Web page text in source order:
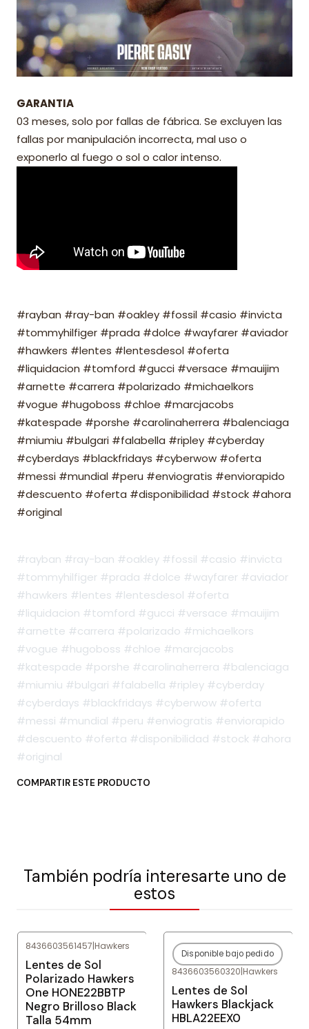
GARANTIA
03 meses, solo por fallas de fábrica. Se excluyen las
fallas por manipulación incorrecta, mal uso o
exponerlo al fuego o sol o calor intenso.
#rayban #ray-ban #oakley #fossil #casio #invicta
#tommyhilfiger #prada #dolce #wayfarer #aviador
#hawkers #lentes #lentesdesol #oferta
#liquidacion #tomford #gucci #versace #mauijim
#arnette #carrera #polarizado #michaelkors
#vogue #hugoboss #chloe #marcjacobs
#katespade #porshe #carolinaherrera #balenciaga
#miumiu #bulgari #falabella #ripley #cyberday
#cyberdays #blackfridays #cyberwow #oferta
#messi #mundial #peru #enviogratis #enviorapido
#descuento #oferta #disponibilidad #stock #ahora
#original
#rayban #ray-ban #oakley #fossil #casio #invicta
#tommyhilfiger #prada #dolce #wayfarer #aviador
#hawkers #lentes #lentesdesol #oferta
#liquidacion #tomford #gucci #versace #mauijim
#arnette #carrera #polarizado #michaelkors
#vogue #hugoboss #chloe #marcjacobs
#katespade #porshe #carolinaherrera #balenciaga
#miumiu #bulgari #falabella #ripley #cyberday
#cyberdays #blackfridays #cyberwow #oferta
#messi #mundial #peru #enviogratis #enviorapido
#descuento #oferta #disponibilidad #stock #ahora
#original
COMPARTIR ESTE PRODUCTO
También podría interesarte uno de
estos
8436603561457|Hawkers
Lentes de Sol
Polarizado Hawkers
One HONE22BBTP
Negro Brilloso Black
Talla 54mm
-80%OFF
Agotado
Disponible bajo pedido
8436603560320|Hawkers
Lentes de Sol
Hawkers Blackjack
HBLA22EEX0